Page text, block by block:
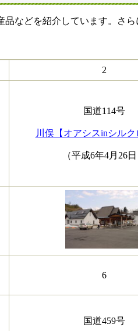
などを紹介しています。さら
2
国道114号
川俣【オアシスinシルク
（平成6年4月26日
6
国道459号